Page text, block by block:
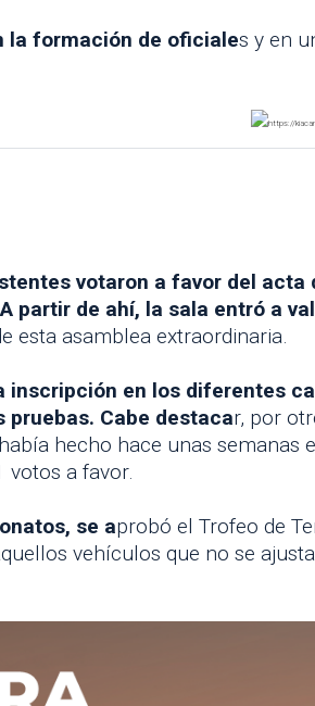
la formación de oficiales y en
votaron a favor del
partir de ahí, la sala entró a
esta asamblea extraordinaria.
inscripción en los diferentes
Cabe destacar, por
hecho hace unas semanas
votos a favor.
se aprobó el Trofeo de
vehículos que no se